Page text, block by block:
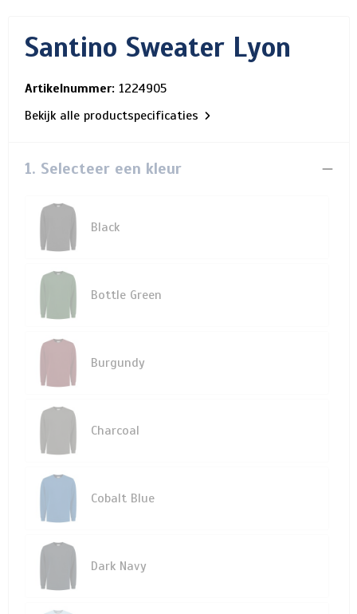
Santino Sweater Lyon
Artikelnummer: 1224905
Bekijk alle productspecificaties
1. Selecteer een kleur
Black
Bottle Green
Burgundy
Charcoal
Cobalt Blue
Dark Navy